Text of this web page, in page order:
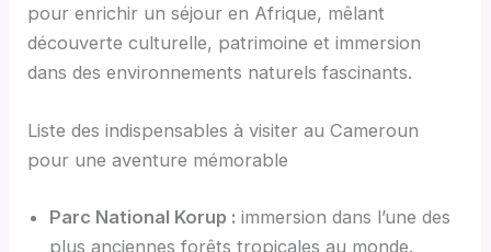
pour enrichir un séjour en Afrique, mêlant
découverte culturelle, patrimoine et immersion
dans des environnements naturels fascinants.
Liste des indispensables à visiter au Cameroun
pour une aventure mémorable
Parc National Korup : immersion dans l’une des
plus anciennes forêts tropicales au monde.